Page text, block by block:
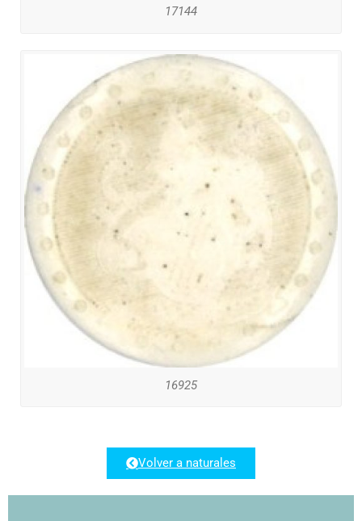
17144
16925
Volver a naturales